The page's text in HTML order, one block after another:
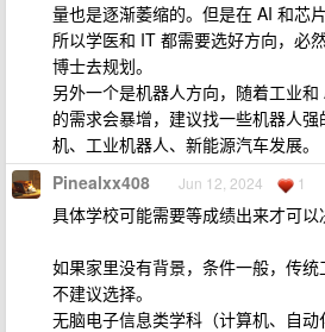
量也是逐渐萎缩的。但是在 AI 和芯
所以学医和 IT 都需要选好方向，必
博士去规划。
另外一个是机器人方向，随着工业
的需求会暴增，建议找一些机器人
机、工业机器人、新能源汽车发展。
Pinealxx408 Jun 12, 2024 1
具体学校可能需要等成绩出来才可以
如果家里没有背景，条件一般，传
不建议选择。
无脑电子信息类学科（计算机、自